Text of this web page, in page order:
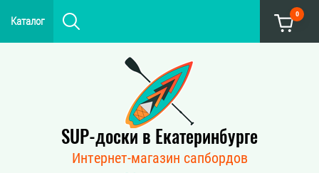
Каталог
0
SUP-доски в Екатеринбурге
Интернет-магазин сапбордов